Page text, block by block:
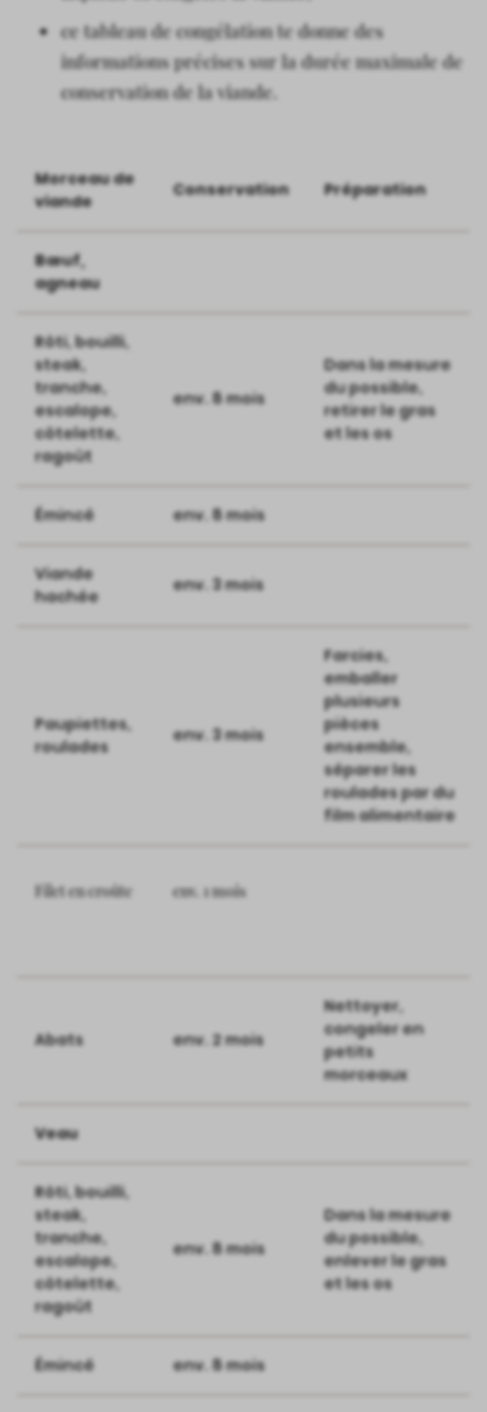
ce tableau de congélation te donne des
informations précises sur la durée maximale de
conservation de la viande.
Morceau de
viande
Conservation Préparation
Bœuf,
agneau
Rôti, bouilli,
steak,
tranche,
escalope,
côtelette,
ragoût
env. 8 mois
Dans la mesure
du possible,
retirer le gras
et les os
Émincé env. 8 mois
Viande
hachée
env. 3 mois
Paupiettes,
roulades
env. 3 mois
Farcies,
emballer
plusieurs
pièces
ensemble,
séparer les
roulades par du
film alimentaire
Filet en croûte env. 1 mois
Abats env. 2 mois
Nettoyer,
congeler en
petits
morceaux
Veau
Rôti, bouilli,
steak,
tranche,
escalope,
côtelette,
ragoût
env. 8 mois
Dans la mesure
du possible,
enlever le gras
et les os
Émincé env. 8 mois